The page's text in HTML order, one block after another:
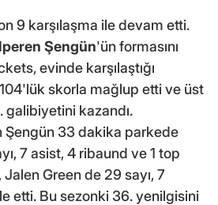
9 karşılaşma ile devam etti.
Şengün'ün formasını
evinde karşılaştığı
104'lük skorla mağlup etti ve üst
galibiyetini kazandı.
Şengün 33 dakika parkede
7 asist, 4 ribaund ve 1 top
Green de 29 sayı, 7
etti. Bu sezonki 36. yenilgisini